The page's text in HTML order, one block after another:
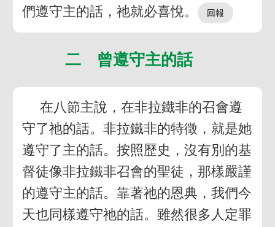
們遵守主的話，祂就必喜悅。
二 曾遵守主的話
在八節主說，在非拉鐵非的召會遵
守了祂的話。非拉鐵非的特徵，就是她
遵守了主的話。按照歷史，沒有別的基
督徒像非拉鐵非召會的聖徒，那樣嚴謹
的遵守主的話。靠著祂的恩典，我們今
天也同樣遵守祂的話。雖然很多人定罪